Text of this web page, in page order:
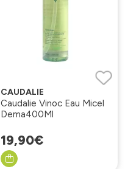
CAUDALIE
Caudalie Vinoc Eau Micel
Dema400Ml
19,90€